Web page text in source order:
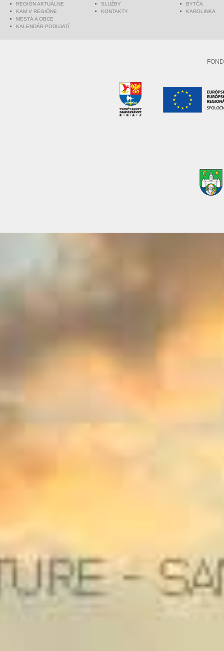
REGIÓN AKTUÁLNE
KAM V REGIÓNE
MESTÁ A OBCE
KALENDÁR PODUJATÍ
SLUŽBY
KONTAKTY
BYTČA
KAROLINKA